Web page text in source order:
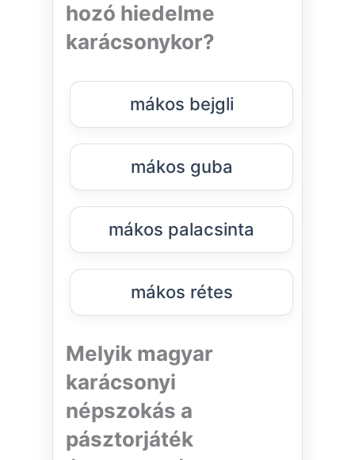
hozó hiedelme
karácsonykor?
mákos bejgli
mákos guba
mákos palacsinta
mákos rétes
Melyik magyar
karácsonyi
népszokás a
pásztorjáték